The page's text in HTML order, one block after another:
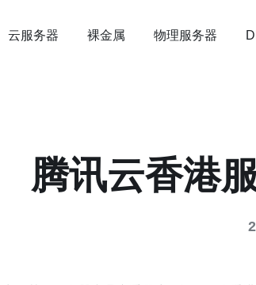
云服务器 裸金属 物理服务器
腾讯云香港